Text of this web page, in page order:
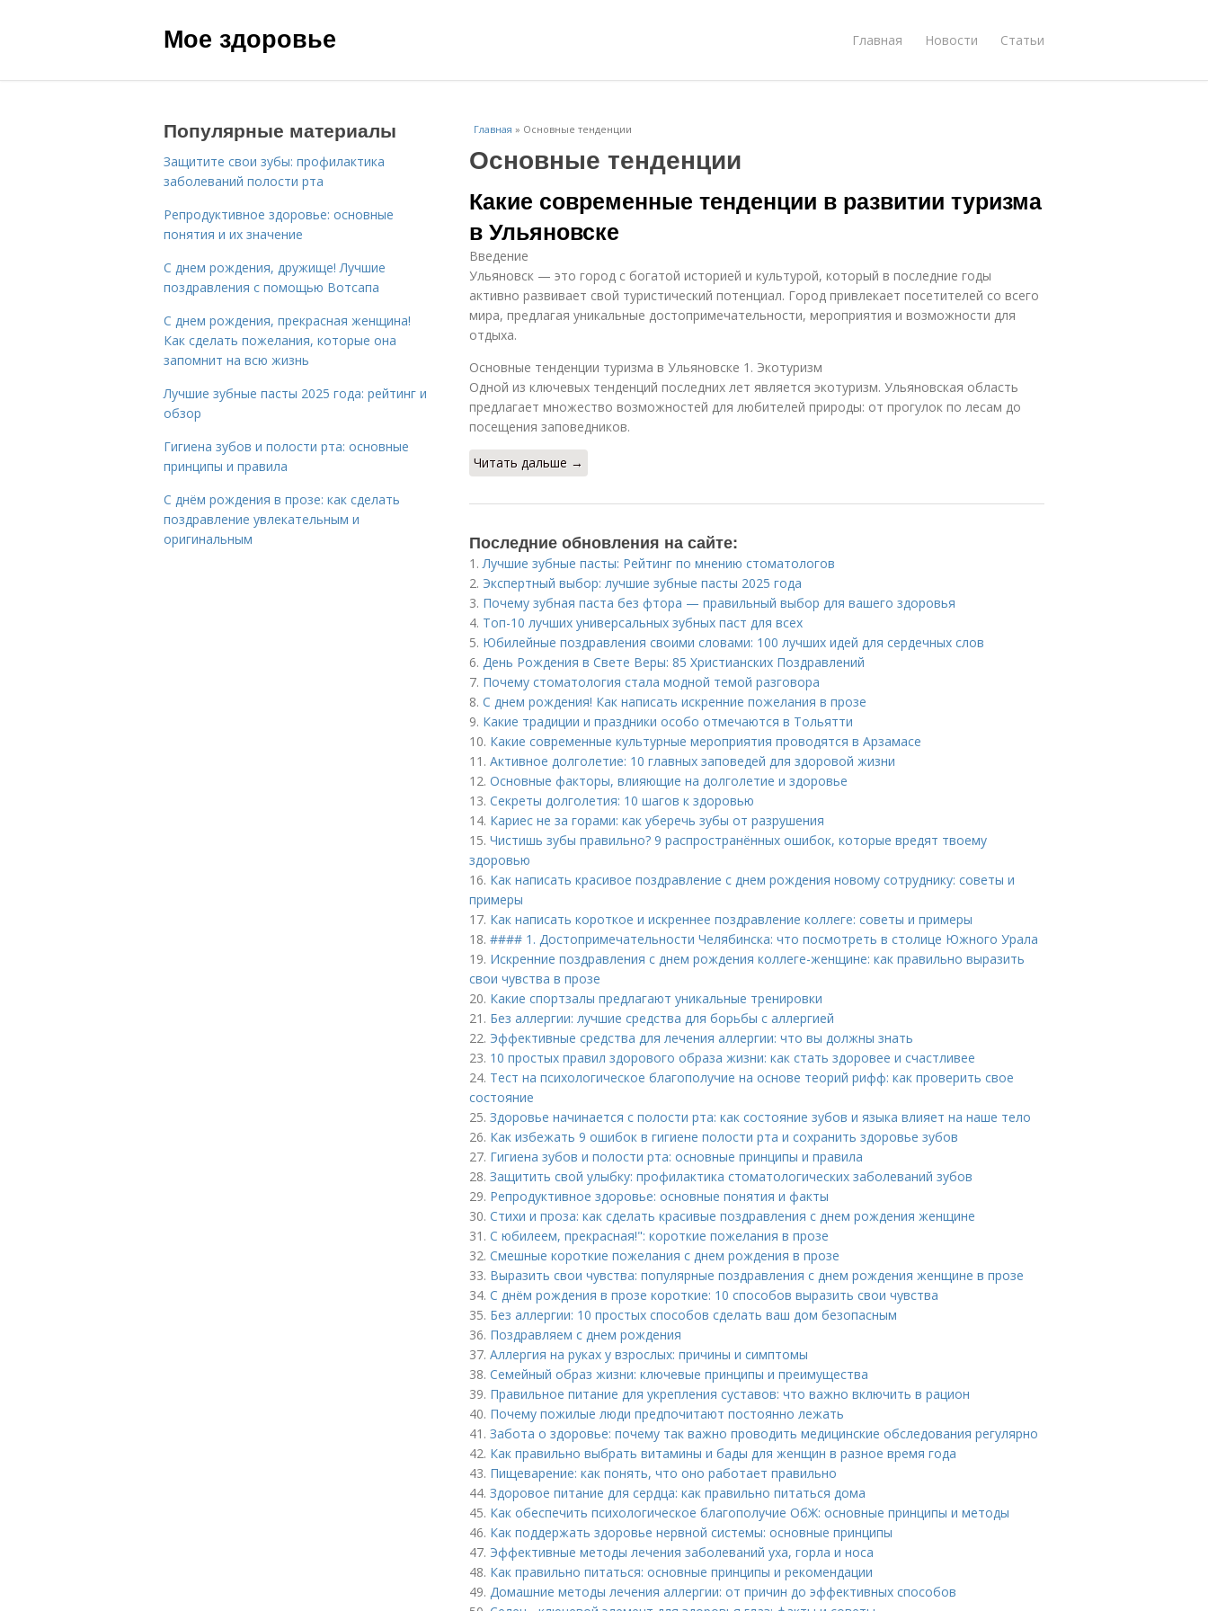
Мое здоровье Главная Новости Статьи
Главная » Основные тенденции
Основные тенденции
Какие современные тенденции в развитии туризма
в Ульяновске
Введение
Ульяновск — это город с богатой историей и культурой, который в последние годы
активно развивает свой туристический потенциал. Город привлекает посетителей со всего
мира, предлагая уникальные достопримечательности, мероприятия и возможности для
отдыха.
Основные тенденции туризма в Ульяновске 1. Экотуризм
Одной из ключевых тенденций последних лет является экотуризм. Ульяновская область
предлагает множество возможностей для любителей природы: от прогулок по лесам до
посещения заповедников.
Читать дальше →
Последние обновления на сайте:
1.Лучшие зубные пасты: Рейтинг по мнению стоматологов
2. Экспертный выбор: лучшие зубные пасты 2025 года
3. Почему зубная паста без фтора — правильный выбор для вашего здоровья
4. Топ-10 лучших универсальных зубных паст для всех
5. Юбилейные поздравления своими словами: 100 лучших идей для сердечных слов
6. День Рождения в Свете Веры: 85 Христианских Поздравлений
7. Почему стоматология стала модной темой разговора
8. С днем рождения! Как написать искренние пожелания в прозе
9. Какие традиции и праздники особо отмечаются в Тольятти
10. Какие современные культурные мероприятия проводятся в Арзамасе
11. Активное долголетие: 10 главных заповедей для здоровой жизни
12. Основные факторы, влияющие на долголетие и здоровье
13. Секреты долголетия: 10 шагов к здоровью
14. Кариес не за горами: как уберечь зубы от разрушения
15. Чистишь зубы правильно? 9 распространённых ошибок, которые вредят твоему
здоровью
16. Как написать красивое поздравление с днем рождения новому сотруднику: советы и
примеры
17. Как написать короткое и искреннее поздравление коллеге: советы и примеры
18. #### 1. Достопримечательности Челябинска: что посмотреть в столице Южного Урала
19. Искренние поздравления с днем рождения коллеге-женщине: как правильно выразить
свои чувства в прозе
20. Какие спортзалы предлагают уникальные тренировки
21. Без аллергии: лучшие средства для борьбы с аллергией
22. Эффективные средства для лечения аллергии: что вы должны знать
23. 10 простых правил здорового образа жизни: как стать здоровее и счастливее
24. Тест на психологическое благополучие на основе теорий рифф: как проверить свое
состояние
25. Здоровье начинается с полости рта: как состояние зубов и языка влияет на наше тело
26. Как избежать 9 ошибок в гигиене полости рта и сохранить здоровье зубов
27. Гигиена зубов и полости рта: основные принципы и правила
28. Защитить свой улыбку: профилактика стоматологических заболеваний зубов
29. Репродуктивное здоровье: основные понятия и факты
30. Стихи и проза: как сделать красивые поздравления с днем рождения женщине
31. С юбилеем, прекрасная!": короткие пожелания в прозе
32. Смешные короткие пожелания с днем рождения в прозе
33. Выразить свои чувства: популярные поздравления с днем рождения женщине в прозе
34. С днём рождения в прозе короткие: 10 способов выразить свои чувства
35. Без аллергии: 10 простых способов сделать ваш дом безопасным
36. Поздравляем с днем рождения
37. Аллергия на руках у взрослых: причины и симптомы
38. Семейный образ жизни: ключевые принципы и преимущества
39. Правильное питание для укрепления суставов: что важно включить в рацион
40. Почему пожилые люди предпочитают постоянно лежать
41. Забота о здоровье: почему так важно проводить медицинские обследования регулярно
42. Как правильно выбрать витамины и бады для женщин в разное время года
43. Пищеварение: как понять, что оно работает правильно
44. Здоровое питание для сердца: как правильно питаться дома
45. Как обеспечить психологическое благополучие ОбЖ: основные принципы и методы
46. Как поддержать здоровье нервной системы: основные принципы
47. Эффективные методы лечения заболеваний уха, горла и носа
48. Как правильно питаться: основные принципы и рекомендации
49. Домашние методы лечения аллергии: от причин до эффективных способов
Популярные материалы
Защитите свои зубы: профилактика
заболеваний полости рта
Репродуктивное здоровье: основные
понятия и их значение
С днем рождения, дружище! Лучшие
поздравления с помощью Вотсапа
С днем рождения, прекрасная женщина!
Как сделать пожелания, которые она
запомнит на всю жизнь
Лучшие зубные пасты 2025 года: рейтинг и
обзор
Гигиена зубов и полости рта: основные
принципы и правила
С днём рождения в прозе: как сделать
поздравление увлекательным и
оригинальным